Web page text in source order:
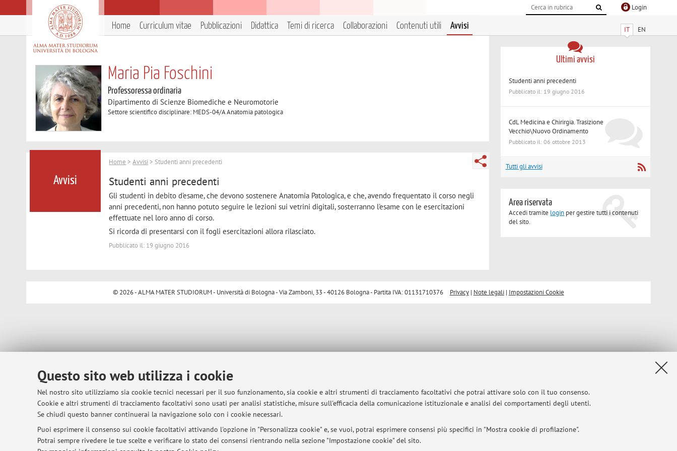
Questo sito web utilizza i cookie
Nel nostro sito utilizziamo sia cookie tecnici necessari per il suo funzionamento, sia cookie e altri strumenti di tracciamento facoltativi che potrai attivare solo con il tuo consenso.
Cookie e altri strumenti di tracciamento facoltativi sono usati per analisi statistiche, misure sull'efficacia della comunicazione istituzionale e analisi dei comportamenti degli utenti.
Se chiudi questo banner continuerai la navigazione solo con i cookie necessari.
Puoi esprimere il consenso sui cookie facoltativi attivando l'opzione in "Personalizza cookie" e, se vuoi, potrai esprimere consensi più specifici in "Mostra cookie di profilazione".
Potrai sempre rivedere le tue scelte e verificare lo stato dei consensi rientrando nella sezione "Impostazione cookie" del sito.
Login
IT EN
Home Curriculum vitae Pubblicazioni Didattica Temi di ricerca Collaborazioni Contenuti utili Avvisi
Maria Pia Foschini
Professoressa ordinaria
Dipartimento di Scienze Biomediche e Neuromotorie
Settore scientifico disciplinare: MEDS-04/A Anatomia patologica
Avvisi
Home >Avvisi > Studenti anni precedenti
Studenti anni precedenti
Gli studenti in debito d'esame, che devono sostenere Anatomia Patologica, e che, avendo frequentato il corso negli
anni precedenti, non hanno potuto seguire le lezioni sui vetrini digitali, sosterranno l'esame con le esercitazioni
effettuate nel loro anno di corso.
Si ricorda di presentarsi con il fogli esercitazioni allora rilasciato.
Pubblicato il: 19 giugno 2016
Ultimi avvisi
Studenti anni precedenti
Pubblicato il: 19 giugno 2016
CdL Medicina e Chirirgia. Trasizione
Vecchio\Nuovo Ordinamento
Pubblicato il: 06 ottobre 2013
Tutti gli avvisi
Area riservata
Accedi tramite login per gestire tutti i contenuti
del sito.
© 2026 - ALMA MATER STUDIORUM - Università di Bologna - Via Zamboni, 33 - 40126 Bologna - Partita IVA: 01131710376 Privacy| Note legali| Impostazioni Cookie